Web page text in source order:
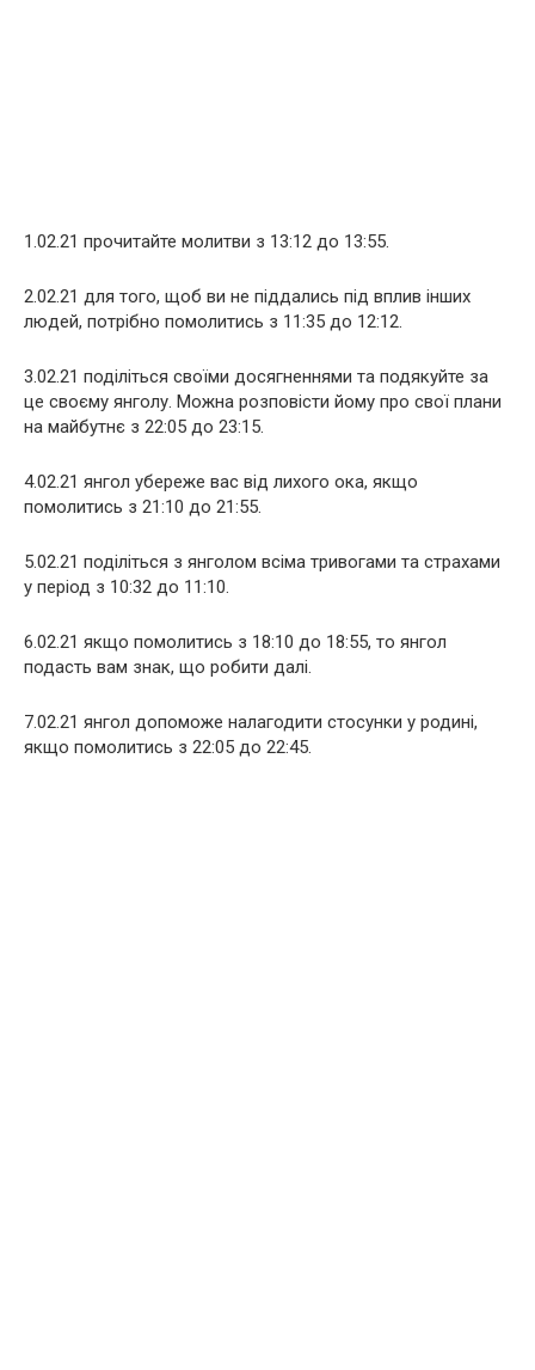
1.02.21 прочитайте молитви з 13:12 до 13:55.
2.02.21 для того, щоб ви не піддались під вплив інших
людей, потрібно помолитись з 11:35 до 12:12.
3.02.21 поділіться своїми досягненнями та подякуйте за
це своєму янголу. Можна розповісти йому про свої плани
на майбутнє з 22:05 до 23:15.
4.02.21 янгол убереже вас від лихого ока, якщо
помолитись з 21:10 до 21:55.
5.02.21 поділіться з янголом всіма тривогами та страхами
у період з 10:32 до 11:10.
6.02.21 якщо помолитись з 18:10 до 18:55, то янгол
подасть вам знак, що робити далі.
7.02.21 янгол допоможе налагодити стосунки у родині,
якщо помолитись з 22:05 до 22:45.